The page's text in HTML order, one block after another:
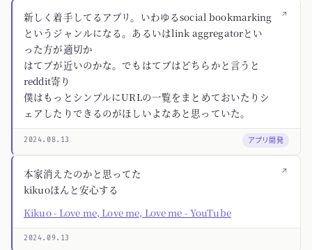
↗
新しく着手してるアプリ。いわゆるsocial bookmarking
というジャンルになる。あるいはlink aggregatorとい
った方が適切か
はてブが近いのかな。でもはてブはどちらかと言うと
reddit寄り
僕はもっとシンプルにURLの一覧をまとめておいたりシ
ェアしたりできるのがほしいよなあと思っていた。
2024.08.13 アプリ開発
↗
本家消えたのかと思ってた
kikuoほんと安心する
Kikuo - Love me, Love me, Love me - YouTube
2024.09.13